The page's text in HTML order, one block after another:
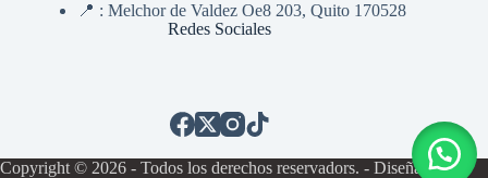
📍 : Melchor de Valdez Oe8 203, Quito 170528
Redes Sociales
Copyright © 2026 - Todos los derechos reservadors. - Diseñado